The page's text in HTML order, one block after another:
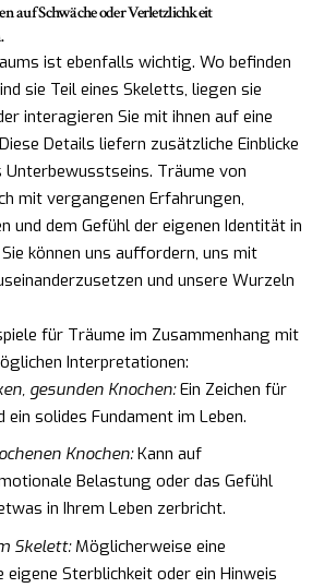
auf Schwäche oder Verletzlichkeit
ist ebenfalls wichtig. Wo befinden
sie Teil eines Skeletts, liegen sie
interagieren Sie mit ihnen auf eine
Details liefern zusätzliche Einblicke
Träume von
mit vergangenen Erfahrungen,
und dem Gefühl der eigenen Identität in
können uns auffordern, uns mit
und unsere Wurzeln
für Träume im Zusammenhang mit
Interpretationen:
gesunden Knochen:Ein Zeichen für
ein solides Fundament im Leben.
Knochen:Kann auf
Belastung oder das Gefühl
in Ihrem Leben zerbricht.
Skelett:Möglicherweise eine
eigene Sterblichkeit oder ein Hinweis